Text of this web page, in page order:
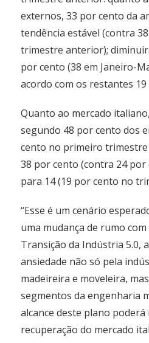
externos, 33 por cento da
tendência estável (contra
trimestre anterior);
por cento (38 em Janeiro-
acordo com os restantes
Quanto ao mercado
segundo 48 por cento dos
cento no primeiro trimestre
38 por cento (contra 24 por
para 14 (19 por cento no
“Esse é um cenário
uma mudança de rumo
Transição da Indústria 5.0,
ansiedade não só pela
madeireira e moveleira,
segmentos da engenharia
alcance deste plano
recuperação do mercado